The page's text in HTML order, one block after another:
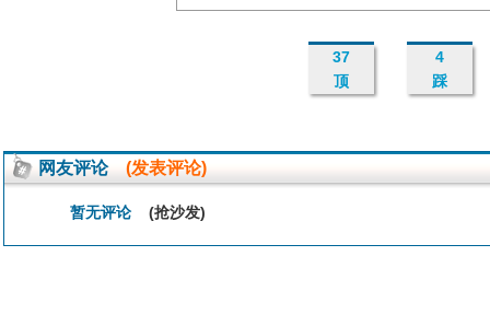
37
顶
4
踩
网友评论 (发表评论)
暂无评论 (抢沙发)